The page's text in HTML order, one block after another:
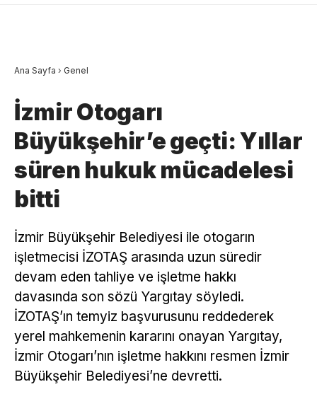
Ana Sayfa › Genel
İzmir Otogarı
Büyükşehir’e geçti: Yıllar
süren hukuk mücadelesi
bitti
İzmir Büyükşehir Belediyesi ile otogarın
işletmecisi İZOTAŞ arasında uzun süredir
devam eden tahliye ve işletme hakkı
davasında son sözü Yargıtay söyledi.
İZOTAŞ’ın temyiz başvurusunu reddederek
yerel mahkemenin kararını onayan Yargıtay,
İzmir Otogarı’nın işletme hakkını resmen İzmir
Büyükşehir Belediyesi’ne devretti.